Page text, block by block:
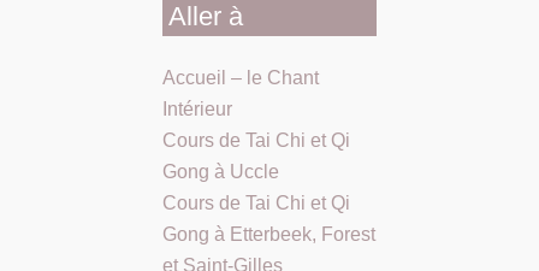
Aller à
Accueil – le Chant
Intérieur
Cours de Tai Chi et Qi
Gong à Uccle
Cours de Tai Chi et Qi
Gong à Etterbeek, Forest
et Saint-Gilles